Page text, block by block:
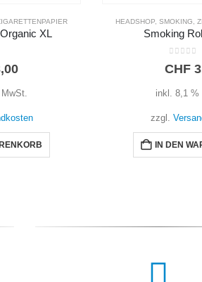
Braun
HEADSHOP
DK Glass
CHF
inkl. 8,1 %
zzgl.
IN DEN